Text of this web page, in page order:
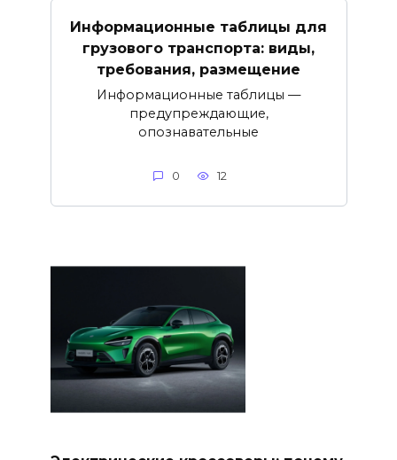
Информационные таблицы для
грузового транспорта: виды,
требования, размещение
Информационные таблицы —
предупреждающие,
опознавательные
0 12